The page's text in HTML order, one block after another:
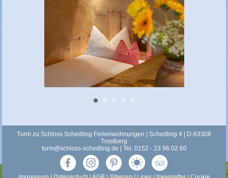
Turm zu Schloss Schedling Ferienwohnungen | Schedling 4 | D-83308
Trostberg
turm@schloss-schedling.de | Tel. 0152 - 23 96 02 60